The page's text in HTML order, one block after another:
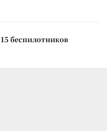
беспилотников